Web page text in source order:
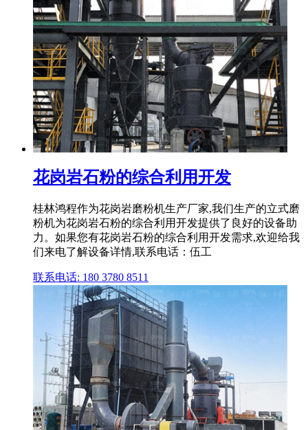
花岗岩石粉的综合利用开发
桂林鸿程作为花岗岩磨粉机生产厂家,我们生产的立式磨
粉机为花岗岩石粉的综合利用开发提供了良好的设备助
力。如果您有花岗岩石粉的综合利用开发需求,欢迎给我
们来电了解设备详情,联系电话：伍工
联系电话: 180 3780 8511